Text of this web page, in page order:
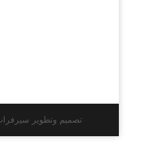
تصميم وتطوير سيرفرات